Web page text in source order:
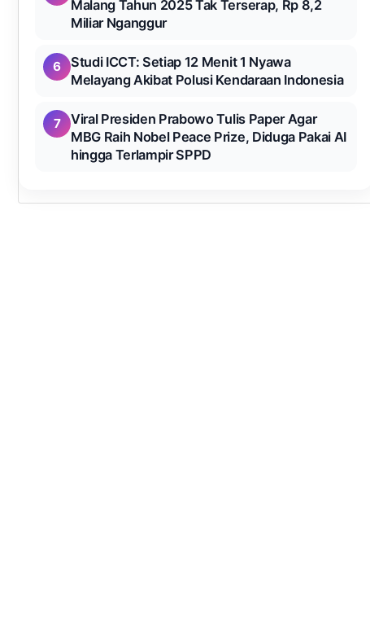
Malang Tahun 2025 Tak Terserap, Rp 8,2
Miliar Nganggur
6
Studi ICCT: Setiap 12 Menit 1 Nyawa
Melayang Akibat Polusi Kendaraan Indonesia
7
Viral Presiden Prabowo Tulis Paper Agar
MBG Raih Nobel Peace Prize, Diduga Pakai AI
hingga Terlampir SPPD